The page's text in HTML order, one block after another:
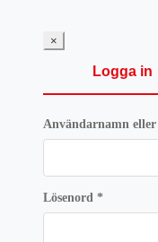
×
Logga in
Användarnamn eller
Lösenord *